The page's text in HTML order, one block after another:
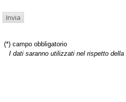
(*) campo obbligatorio
I dati saranno utilizzati nel rispetto della